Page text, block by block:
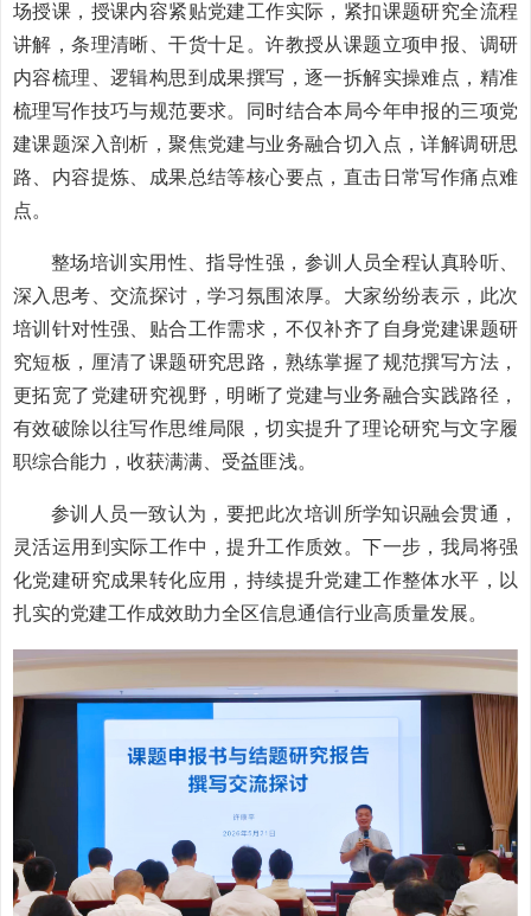
场授课，授课内容紧贴党建工作实际，紧扣课题研究全流程
讲解，条理清晰、干货十足。许教授从课题立项申报、调研
内容梳理、逻辑构思到成果撰写，逐一拆解实操难点，精准
梳理写作技巧与规范要求。同时结合本局今年申报的三项党
建课题深入剖析，聚焦党建与业务融合切入点，详解调研思
路、内容提炼、成果总结等核心要点，直击日常写作痛点难
点。
整场培训实用性、指导性强，参训人员全程认真聆听、
深入思考、交流探讨，学习氛围浓厚。大家纷纷表示，此次
培训针对性强、贴合工作需求，不仅补齐了自身党建课题研
究短板，厘清了课题研究思路，熟练掌握了规范撰写方法，
更拓宽了党建研究视野，明晰了党建与业务融合实践路径，
有效破除以往写作思维局限，切实提升了理论研究与文字履
职综合能力，收获满满、受益匪浅。
参训人员一致认为，要把此次培训所学知识融会贯通，
灵活运用到实际工作中，提升工作质效。下一步，我局将强
化党建研究成果转化应用，持续提升党建工作整体水平，以
扎实的党建工作成效助力全区信息通信行业高质量发展。